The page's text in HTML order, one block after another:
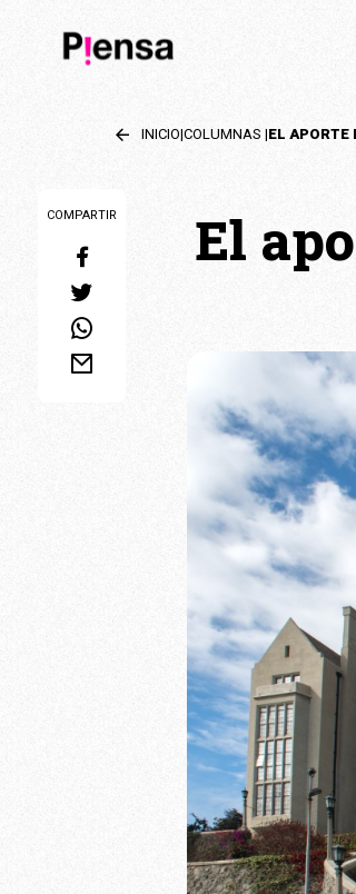
INICIO|COLUMNAS |
COMPARTIR
El